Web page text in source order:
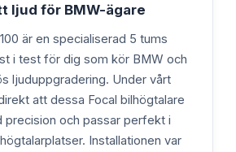
ljud för BMW-ägare
är en specialiserad 5 tums
i test för dig som kör BMW och
ljuduppgradering. Under vårt
att dessa Focal bilhögtalare
precision och passar perfekt i
Installationen var